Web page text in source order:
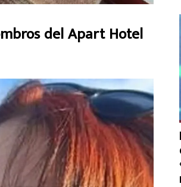
del Apart Hotel